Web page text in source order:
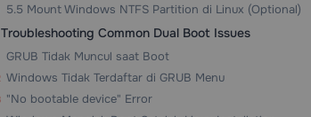
5.5 Mount Windows NTFS Partition di Linux (Optional)
Troubleshooting Common Dual Boot Issues
GRUB Tidak Muncul saat Boot
Windows Tidak Terdaftar di GRUB Menu
"No bootable device" Error